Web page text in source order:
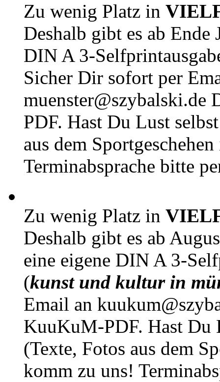
Zu wenig Platz in
Deshalb gibt es ab Ende
DIN A 3-
Sicher Dir sofort per
muenster@szybalski.de
PDF. Hast Du Lust
aus dem
Terminabsprache bitte
Zu wenig Platz in
Deshalb gibt es ab
eine eigene DIN A 3-
(kunst und kultur in
Email an
KuuKuM-PDF. Hast Du
(Texte, Fotos aus dem
komm zu uns!